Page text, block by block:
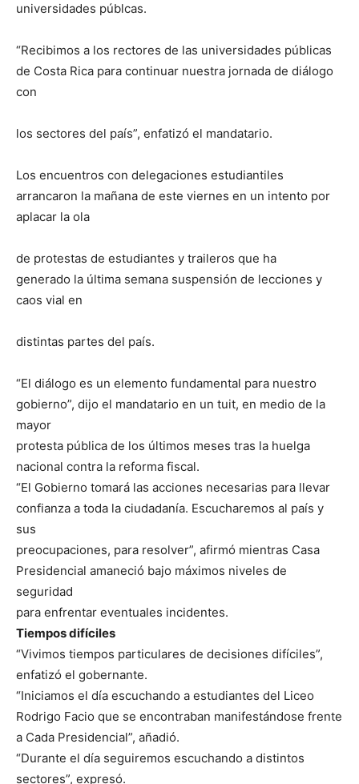
universidades públcas.
“Recibimos a los rectores de las universidades públicas
de Costa Rica para continuar nuestra jornada de diálogo
con
los sectores del país”, enfatizó el mandatario.
Los encuentros con delegaciones estudiantiles
arrancaron la mañana de este viernes en un intento por
aplacar la ola
de protestas de estudiantes y traileros que ha
generado la última semana suspensión de lecciones y
caos vial en
distintas partes del país.
“El diálogo es un elemento fundamental para nuestro
gobierno”, dijo el mandatario en un tuit, en medio de la
mayor
protesta pública de los últimos meses tras la huelga
nacional contra la reforma fiscal.
“El Gobierno tomará las acciones necesarias para llevar
confianza a toda la ciudadanía. Escucharemos al país y
sus
preocupaciones, para resolver”, afirmó mientras Casa
Presidencial amaneció bajo máximos niveles de
seguridad
para enfrentar eventuales incidentes.
Tiempos difíciles
“Vivimos tiempos particulares de decisiones difíciles”,
enfatizó el gobernante.
“Iniciamos el día escuchando a estudiantes del Liceo
Rodrigo Facio que se encontraban manifestándose frente
a Cada Presidencial”, añadió.
“Durante el día seguiremos escuchando a distintos
sectores”, expresó.